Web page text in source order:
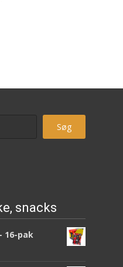
Søg
snacks
16-pak